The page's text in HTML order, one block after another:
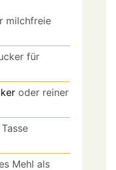
milchfreie
für
oder reiner
Mehl als